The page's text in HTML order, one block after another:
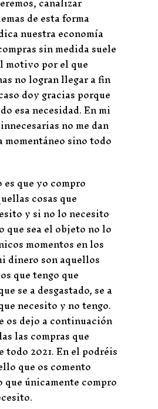
de esta forma
nuestra economía
sin medida suele
motivo por el que
no logran llegar a fin
doy gracias porque
esa necesidad. En mi
no me dan
sino todo
que yo compro
cosas que
y si no lo necesito
que sea el objeto no lo
momentos en los
dinero son aquellos
que tengo que
se a desgastado, se a
necesito y no tengo.
os dejo a continuación
las compras que
2021. En el podréis
que os comento
que únicamente compro